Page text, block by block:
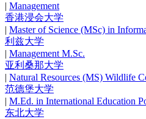
| Management
香港浸会大学
| Master of Science (MSc) in
利兹大学
| Management M.Sc.
亚利桑那大学
| Natural Resources (MS) Wildlife
范德堡大学
| M.Ed. in International Education
东北大学